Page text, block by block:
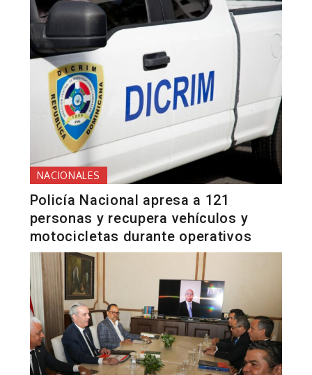
NACIONALES
Policía Nacional apresa a 121
personas y recupera vehículos y
motocicletas durante operativos